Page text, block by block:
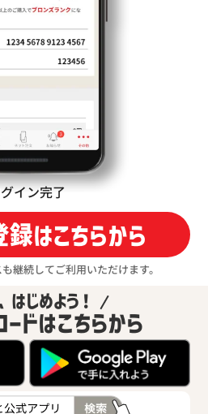
イン完了
はこちらから
継続してご利用いただけます。
はじめよう！
ードはこちらから